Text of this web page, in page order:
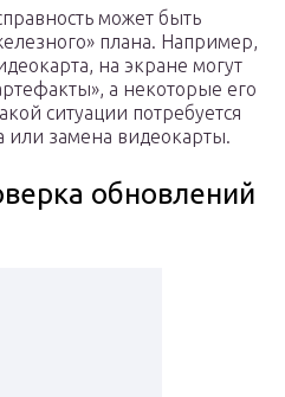
может быть
плана. Например,
на экране могут
а некоторые его
ситуации потребуется
или замена видеокарты.
обновлений